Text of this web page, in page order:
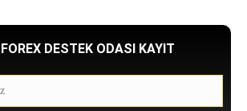
DESTEK ODASI KAYIT